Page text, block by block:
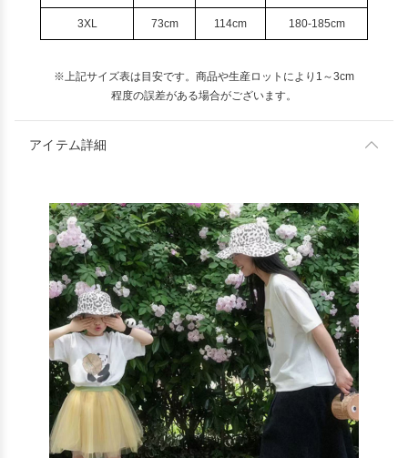
3XL 73cm 114cm 180-185cm
※上記サイズ表は目安です。商品や生産ロットにより1～3cm
程度の誤差がある場合がございます。
アイテム詳細